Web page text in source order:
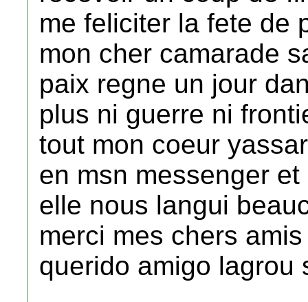
me feliciter la fete de
mon cher camarade
paix regne un jour
plus ni guerre ni
tout mon coeur
en msn messenger
elle nous langui
merci mes chers
querido amigo lagrou